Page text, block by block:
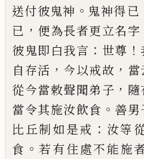
送付彼鬼神 。 鬼神得已
已 ， 便為長者更立名字
彼鬼即白我言 ： 世尊 ！
自存活 ， 今以戒故 ， 當
從今當敕聲聞弟子 ， 隨
當令其施汝飲食 。 善男
比丘制如是戒 ： 汝等
食 。 若有住處不能施